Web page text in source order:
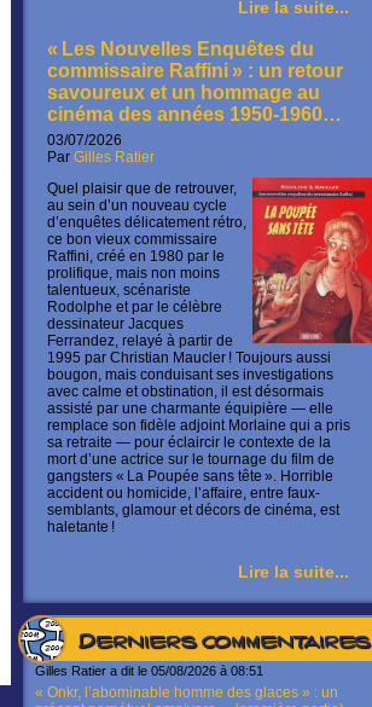
Lire la suite...
« Les Nouvelles Enquêtes du
commissaire Raffini » : un retour
savoureux et un hommage au
cinéma des années 1950-1960…
03/07/2026
Par Gilles Ratier
Quel plaisir que de retrouver,
au sein d’un nouveau cycle
d’enquêtes délicatement rétro,
ce bon vieux commissaire
Raffini, créé en 1980 par le
prolifique, mais non moins
talentueux, scénariste
Rodolphe et par le célèbre
dessinateur Jacques
Ferrandez, relayé à partir de
1995 par Christian Maucler ! Toujours aussi
bougon, mais conduisant ses investigations
avec calme et obstination, il est désormais
assisté par une charmante équipière — elle
remplace son fidèle adjoint Morlaine qui a pris
sa retraite — pour éclaircir le contexte de la
mort d’une actrice sur le tournage du film de
gangsters « La Poupée sans tête ». Horrible
accident ou homicide, l’affaire, entre faux-
semblants, glamour et décors de cinéma, est
haletante !
Lire la suite...
Derniers commentaires
Gilles Ratier a dit le 05/08/2026 à 08:51
« Onkr, l’abominable homme des glaces » : un